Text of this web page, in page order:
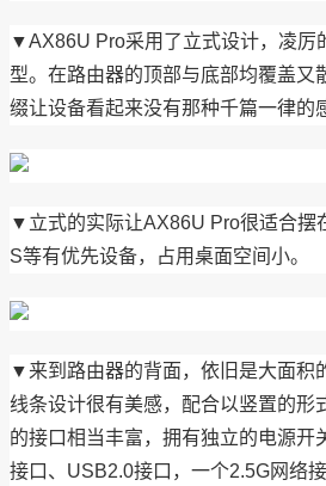
▼AX86U Pro采用了立式设计，凌厉
型。在路由器的顶部与底部均覆盖又
缀让设备看起来没有那种千篇一律的
▼立式的实际让AX86U Pro很适合摆
S等有优先设备，占用桌面空间小。
▼来到路由器的背面，依旧是大面积
线条设计很有美感，配合以竖置的形
的接口相当丰富，拥有独立的电源开
接口、USB2.0接口，一个2.5G网络